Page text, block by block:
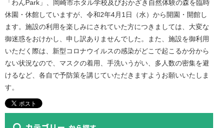
「わんPark」、岡崎市ホタル学校及びおかざき自然体験の森を臨時
休園・休館していますが、令和2年4月1日（水）から開園・開館し
ます。施設の利用を楽しみにされていた方につきましては、大変な
御迷惑をおけかし、申し訳ありませんでした。また、施設を御利用
いただく際は、新型コロナウイルスの感染がどこで起こるか分から
ない状況なので、マスクの着用、手洗いうがい、多人数の密集を避
けるなど、各自で予防策を講じていただきますようお願いいたしま
す。